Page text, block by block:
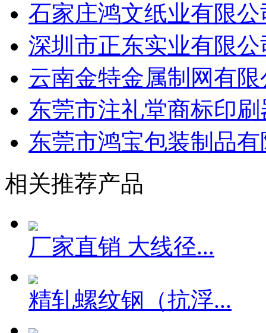
石家庄鸿文纸业有限公
深圳市正东实业有限公
云南金特金属制网有限
东莞市注礼堂商标印
东莞市鸿宝包装制品
相关推荐产品
厂家直销 大线径...
精轧螺纹钢（抗浮...